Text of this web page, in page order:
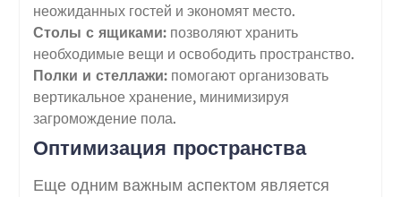
неожиданных гостей и экономят место.
Столы с ящиками:позволяют хранить
необходимые вещи и освободить пространство.
Полки и стеллажи:помогают организовать
вертикальное хранение, минимизируя
загромождение пола.
Оптимизация пространства
Еще одним важным аспектом является